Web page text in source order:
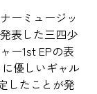
ーミュージッ
表した三四少
ー1st EPの表
優しいギャル
したことが発